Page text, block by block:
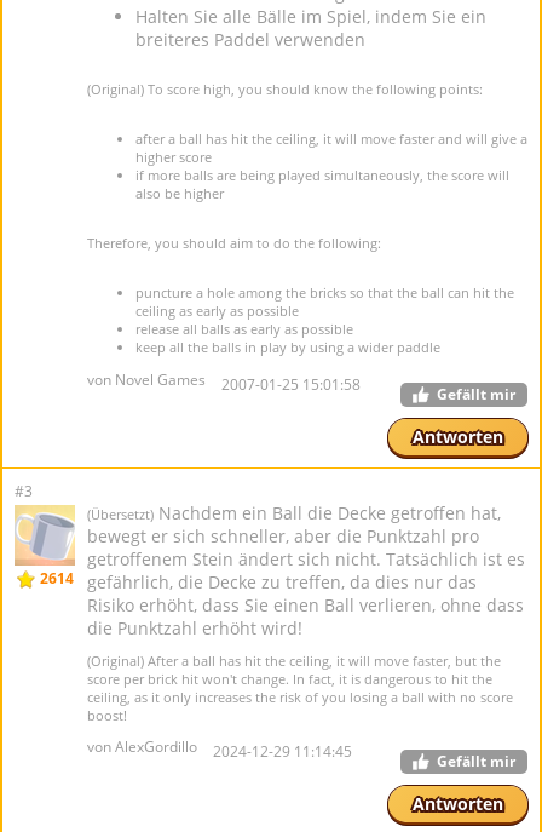
Halten Sie alle Bälle im Spiel, indem Sie ein
breiteres Paddel verwenden
(Original) To score high, you should know the following points:
after a ball has hit the ceiling, it will move faster and will give a
higher score
if more balls are being played simultaneously, the score will
also be higher
Therefore, you should aim to do the following:
puncture a hole among the bricks so that the ball can hit the
ceiling as early as possible
release all balls as early as possible
keep all the balls in play by using a wider paddle
von Novel Games 2007-01-25 15:01:58 Gefällt mir
Antworten
#3
2614
(Übersetzt) Nachdem ein Ball die Decke getroffen hat,
bewegt er sich schneller, aber die Punktzahl pro
getroffenem Stein ändert sich nicht. Tatsächlich ist es
gefährlich, die Decke zu treffen, da dies nur das
Risiko erhöht, dass Sie einen Ball verlieren, ohne dass
die Punktzahl erhöht wird!
(Original) After a ball has hit the ceiling, it will move faster, but the
score per brick hit won't change. In fact, it is dangerous to hit the
ceiling, as it only increases the risk of you losing a ball with no score
boost!
von AlexGordillo 2024-12-29 11:14:45 Gefällt mir
Antworten